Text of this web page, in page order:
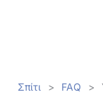
Σπίτι > FAQ >